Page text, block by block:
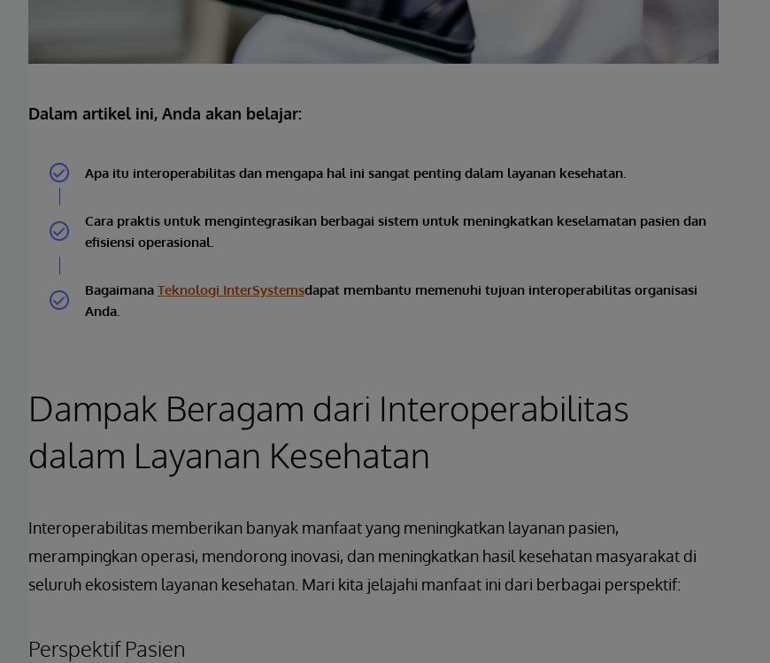
Dalam artikel ini, Anda akan belajar:
Apa itu interoperabilitas dan mengapa hal ini sangat penting dalam layanan kesehatan.
Cara praktis untuk mengintegrasikan berbagai sistem untuk meningkatkan keselamatan pasien dan
efisiensi operasional.
Bagaimana Teknologi InterSystemsdapat membantu memenuhi tujuan interoperabilitas organisasi
Anda.
Dampak Beragam dari Interoperabilitas
dalam Layanan Kesehatan
Interoperabilitas memberikan banyak manfaat yang meningkatkan layanan pasien,
merampingkan operasi, mendorong inovasi, dan meningkatkan hasil kesehatan masyarakat di
seluruh ekosistem layanan kesehatan. Mari kita jelajahi manfaat ini dari berbagai perspektif:
Perspektif Pasien